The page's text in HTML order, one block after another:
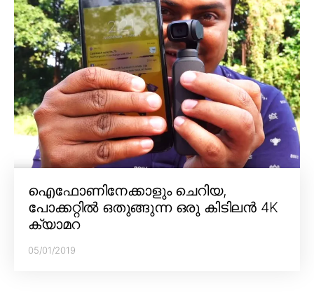
ഐഫോണിനേക്കാളും ചെറിയ,
പോക്കറ്റിൽ ഒതുങ്ങുന്ന ഒരു കിടിലൻ 4K
ക്യാമറ
05/01/2019